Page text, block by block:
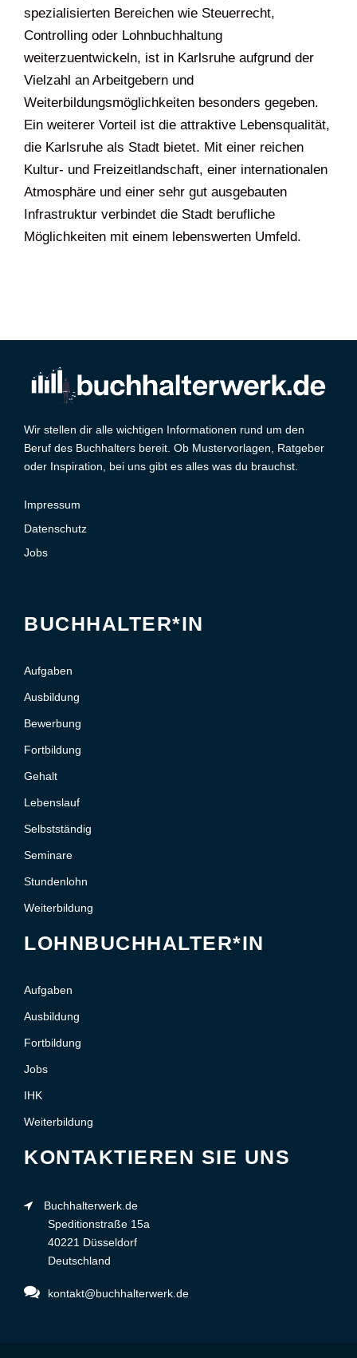
spezialisierten Bereichen wie Steuerrecht,
Controlling oder Lohnbuchhaltung
weiterzuentwickeln, ist in Karlsruhe aufgrund der
Vielzahl an Arbeitgebern und
Weiterbildungsmöglichkeiten besonders gegeben.
Ein weiterer Vorteil ist die attraktive Lebensqualität,
die Karlsruhe als Stadt bietet. Mit einer reichen
Kultur- und Freizeitlandschaft, einer internationalen
Atmosphäre und einer sehr gut ausgebauten
Infrastruktur verbindet die Stadt berufliche
Möglichkeiten mit einem lebenswerten Umfeld.
Wir stellen dir alle wichtigen Informationen rund um den
Beruf des Buchhalters bereit. Ob Mustervorlagen, Ratgeber
oder Inspiration, bei uns gibt es alles was du brauchst.
Impressum
Datenschutz
Jobs
BUCHHALTER*IN
Aufgaben
Ausbildung
Bewerbung
Fortbildung
Gehalt
Lebenslauf
Selbstständig
Seminare
Stundenlohn
Weiterbildung
LOHNBUCHHALTER*IN
Aufgaben
Ausbildung
Fortbildung
Jobs
IHK
Weiterbildung
KONTAKTIEREN SIE UNS
Buchhalterwerk.de
Speditionstraße 15a
40221 Düsseldorf
Deutschland
kontakt@buchhalterwerk.de